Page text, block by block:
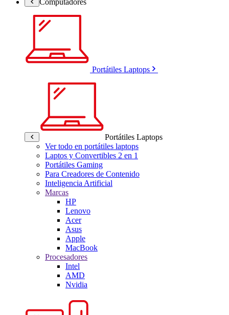
Portátiles Laptops
Portátiles Laptops
Ver todo en portátiles laptops
Laptos y Convertibles 2 en 1
Portátiles Gaming
Para Creadores de Contenido
Inteligencia Artificial
Marcas
HP
Lenovo
Acer
Asus
Apple
MacBook
Procesadores
Intel
AMD
Nvidia